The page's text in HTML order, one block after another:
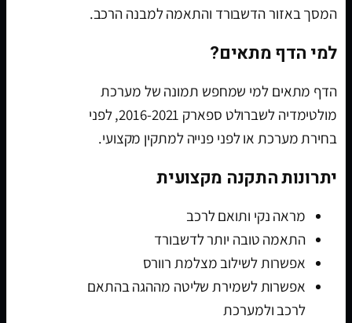
המסך באזור הדשבורד והתאמה למבנה הרכב.
למי הדף מתאים?
הדף מתאים למי שמחפש תמונה של מערכת
מולטימדיה לשברולט ספארק 2016-2021, לפני
בחירת מערכת או לפני פנייה למתקין מקצועי.
יתרונות התקנה מקצועית
מראה נקי ותואם לרכב
התאמה טובה יותר לדשבורד
אפשרות לשילוב מצלמת רוורס
אפשרות לשמירת שליטה מההגה בהתאם
לרכב ולמערכת